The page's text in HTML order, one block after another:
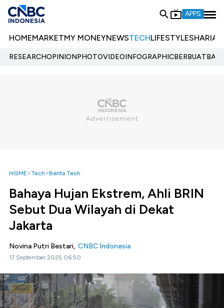
APPS
HOMEMARKETMY MONEYNEWSTECHLIFESTYLESHARIA
RESEARCHOPINIONPHOTOVIDEOINFOGRAPHIC
HOME Tech Berita Tech
Bahaya Hujan Ekstrem, Ahli BRIN
Sebut Dua Wilayah di Dekat
Jakarta
Novina Putri Bestari, CNBC Indonesia
17 September 2025 06:50